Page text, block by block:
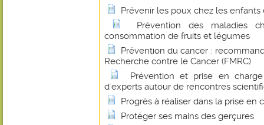
Prévenir les poux chez les
Prévention des maladies
consommation de fruits et légumes
Prévention du cancer :
Recherche contre le Cancer (FMRC)
Prévention et prise en
d'experts autour de rencontres
Progrès à réaliser dans la prise en
Protéger ses mains des gerçures